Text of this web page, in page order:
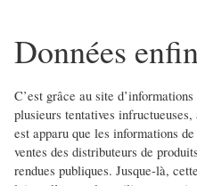
Données
C’est grâce au site
plusieurs tentatives
est apparu que les informations
ventes des distributeurs de
rendues publiques. Jusque-là,